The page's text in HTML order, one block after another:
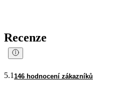
Recenze
5.1 146 hodnocení zákazníků